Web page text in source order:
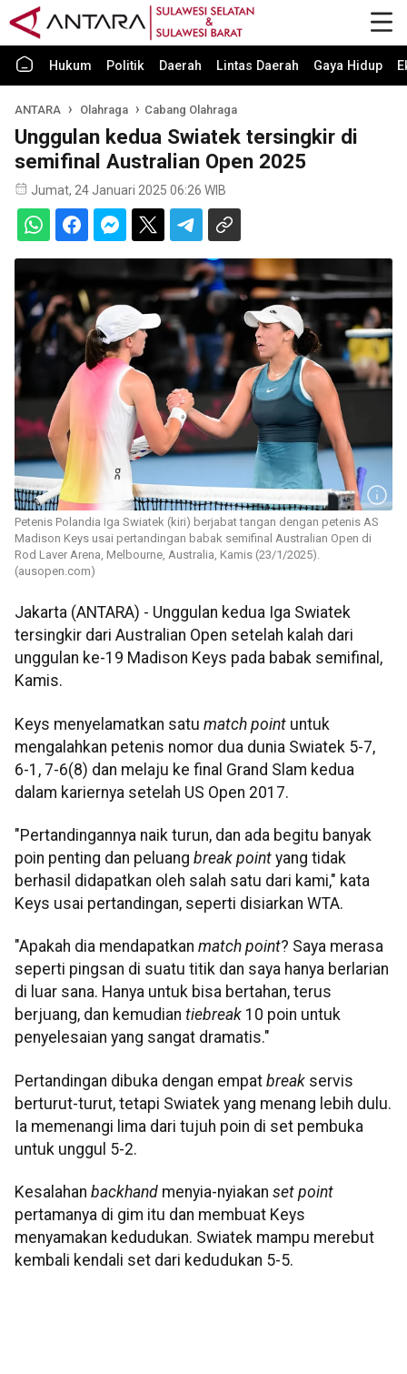
Hukum Politik Daerah Lintas Daerah Gaya Hidup
ANTARA Olahraga Cabang Olahraga
Unggulan kedua Swiatek tersingkir di
semifinal Australian Open 2025
Jumat, 24 Januari 2025 06:26 WIB
Petenis Polandia Iga Swiatek (kiri) berjabat tangan dengan petenis AS
Madison Keys usai pertandingan babak semifinal Australian Open di
Rod Laver Arena, Melbourne, Australia, Kamis (23/1/2025).
(ausopen.com)
Jakarta (ANTARA) - Unggulan kedua Iga Swiatek
tersingkir dari Australian Open setelah kalah dari
unggulan ke-19 Madison Keys pada babak semifinal,
Kamis.
Keys menyelamatkan satu match point untuk
mengalahkan petenis nomor dua dunia Swiatek 5-7,
6-1, 7-6(8) dan melaju ke final Grand Slam kedua
dalam kariernya setelah US Open 2017.
"Pertandingannya naik turun, dan ada begitu banyak
poin penting dan peluang break point yang tidak
berhasil didapatkan oleh salah satu dari kami," kata
Keys usai pertandingan, seperti disiarkan WTA.
"Apakah dia mendapatkan match point? Saya merasa
seperti pingsan di suatu titik dan saya hanya berlarian
di luar sana. Hanya untuk bisa bertahan, terus
berjuang, dan kemudian tiebreak 10 poin untuk
penyelesaian yang sangat dramatis."
Pertandingan dibuka dengan empat break servis
berturut-turut, tetapi Swiatek yang menang lebih dulu.
Ia memenangi lima dari tujuh poin di set pembuka
untuk unggul 5-2.
Kesalahan backhand menyia-nyiakan set point
pertamanya di gim itu dan membuat Keys
menyamakan kedudukan. Swiatek mampu merebut
kembali kendali set dari kedudukan 5-5.